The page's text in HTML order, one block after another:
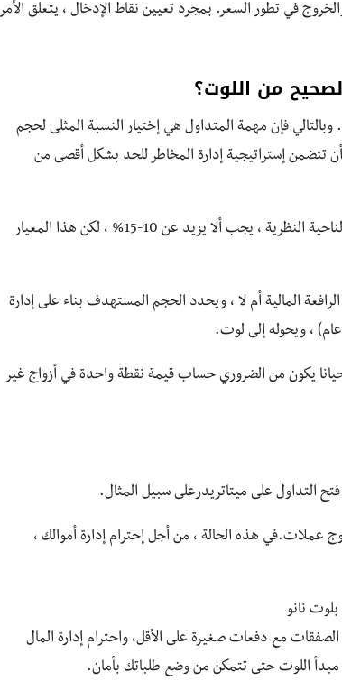
في تطور السعر. بمجرد تعيين نقاط الإدخال ، يتعلق الأمر
من اللوت؟
فإن مهمة المتداول هي إختيار النسبة المثلى لحجم
تتضمن إستراتيجية إدارة المخاطر للحد بشكل أقصى من
يوصى عموما بإبقاء المخاطر عند مستوى أقل من 5%. من الناحية النظرية ، يجب ألا يزيد عن 10-15% ، لكن هذا المعيار
المالية أم لا ، ويحدد الحجم المستهدف بناء على إدارة
، ويحوله إلى لوت.
يكون من الضروري حساب قيمة نقطة واحدة في أزواج غير
التداول على ميتاتريدرعلى سبيل المثال.
عملات.في هذه الحالة ، من أجل إحترام إدارة أموالك ،
نانو
مع دفعات صغيرة على الأقل، واحترام إدارة المال
اللوت حتى تتمكن من وضع طلباتك بأمان.